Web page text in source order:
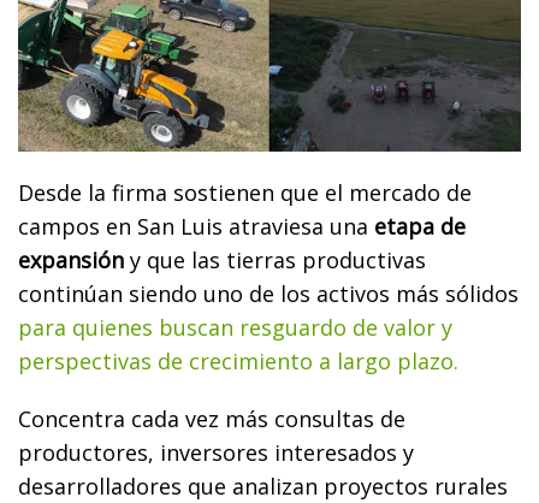
Desde la firma sostienen que el mercado de
campos en San Luis atraviesa una etapa de
expansión y que las tierras productivas
continúan siendo uno de los activos más sólidos
para quienes buscan resguardo de valor y
perspectivas de crecimiento a largo plazo.
Concentra cada vez más consultas de
productores, inversores interesados y
desarrolladores que analizan proyectos rurales